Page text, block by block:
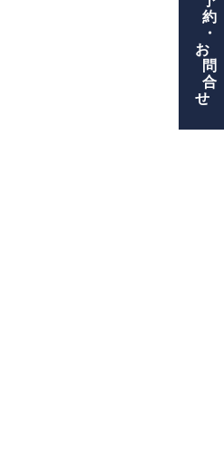
約
・
お
問
合
せ